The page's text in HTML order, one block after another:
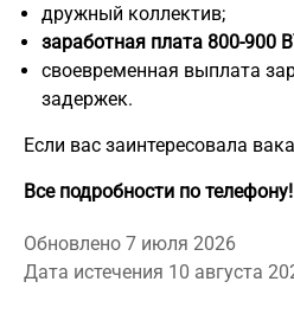
дружный коллектив;
заработная плата 800-900
своевременная выплата
задержек.
Если вас заинтересовала
Все подробности по телефону!
Обновлено 7 июля 2026
Дата истечения 10 августа